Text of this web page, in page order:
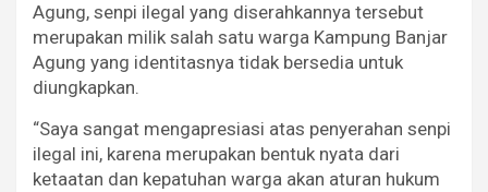
Agung, senpi ilegal yang diserahkannya tersebut
merupakan milik salah satu warga Kampung Banjar
Agung yang identitasnya tidak bersedia untuk
diungkapkan.
“Saya sangat mengapresiasi atas penyerahan senpi
ilegal ini, karena merupakan bentuk nyata dari
ketaatan dan kepatuhan warga akan aturan hukum